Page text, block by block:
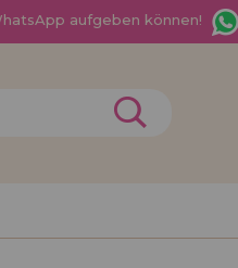
aufgeben können!